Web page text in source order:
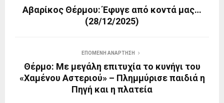
Αβαρίκος Θέρμου: Έφυγε από κοντά μας…
(28/12/2025)
ΕΠΌΜΕΝΗ ΑΝΆΡΤΗΣΗ
Θέρμο: Με μεγάλη επιτυχία το κυνήγι του
«Χαμένου Αστεριού» – Πλημμύρισε παιδιά η
Πηγή και η πλατεία